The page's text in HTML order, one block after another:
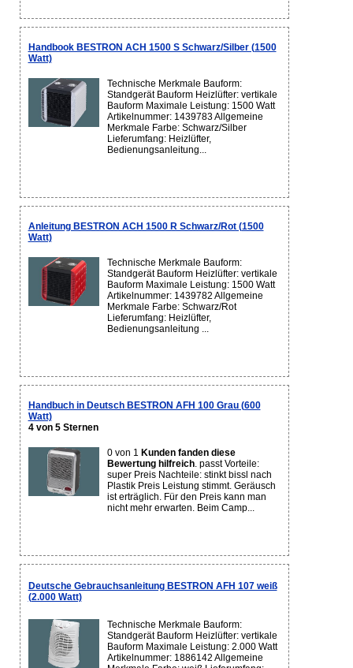
Handbook BESTRON ACH 1500 S Schwarz/Silber (1500
Watt)
Technische Merkmale Bauform:
Standgerät Bauform Heizlüfter: vertikale
Bauform Maximale Leistung: 1500 Watt
Artikelnummer: 1439783 Allgemeine
Merkmale Farbe: Schwarz/Silber
Lieferumfang: Heizlüfter,
Bedienungsanleitung...
Anleitung BESTRON ACH 1500 R Schwarz/Rot (1500
Watt)
Technische Merkmale Bauform:
Standgerät Bauform Heizlüfter: vertikale
Bauform Maximale Leistung: 1500 Watt
Artikelnummer: 1439782 Allgemeine
Merkmale Farbe: Schwarz/Rot
Lieferumfang: Heizlüfter,
Bedienungsanleitung ...
Handbuch in Deutsch BESTRON AFH 100 Grau (600
Watt)
4 von 5 Sternen
0 von 1 Kunden fanden diese
Bewertung hilfreich. passt Vorteile:
super Preis Nachteile: stinkt bissl nach
Plastik Preis Leistung stimmt. Geräusch
ist erträglich. Für den Preis kann man
nicht mehr erwarten. Beim Camp...
Deutsche Gebrauchsanleitung BESTRON AFH 107 weiß
(2.000 Watt)
Technische Merkmale Bauform:
Standgerät Bauform Heizlüfter: vertikale
Bauform Maximale Leistung: 2.000 Watt
Artikelnummer: 1886142 Allgemeine